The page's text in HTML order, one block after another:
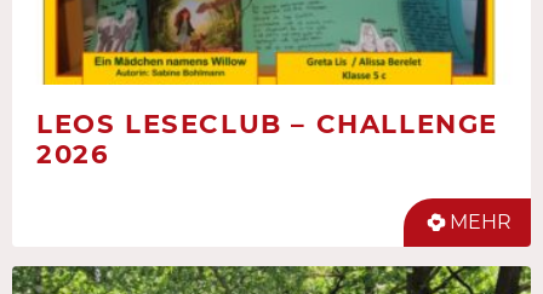
LEOS LESECLUB – CHALLENGE
2026
MEHR